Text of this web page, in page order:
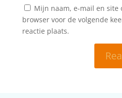
Mijn naam, e-mail en site
browser voor de volgende
reactie plaats.